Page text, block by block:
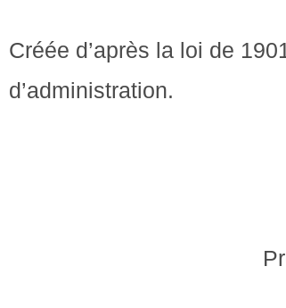
Créée d’après la loi de
d’administration.